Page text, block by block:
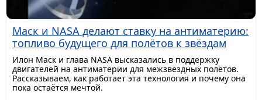
Маск и NASA делают ставку на антиматерию:
топливо будущего для полётов к звёздам
Илон Маск и глава NASA высказались в поддержку
двигателей на антиматерии для межзвёздных полётов.
Рассказываем, как работает эта технология и почему она
пока остаётся мечтой.